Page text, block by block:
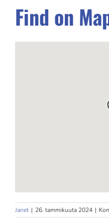
Find on
Janet | 26. tammikuuta 2024 |